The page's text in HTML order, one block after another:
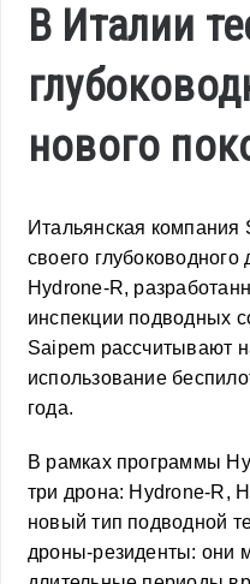
В Италии
нового
Итальянская компания
своего
Hydrone-R,
инспекции подводных
Saipem рассчитывают
использование
года.
В рамках программы
три дрона: Hydrone-R,
новый тип подводной
дроны-резиденты: они